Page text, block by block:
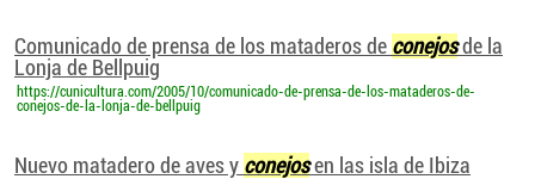
Comunicado de prensa de los mataderos de conejosde la
Lonja de Bellpuig
https://cunicultura.com/2005/10/comunicado-de-prensa-de-los-mataderos-de-
conejos-de-la-lonja-de-bellpuig
Nuevo matadero de aves y conejosen las isla de Ibiza